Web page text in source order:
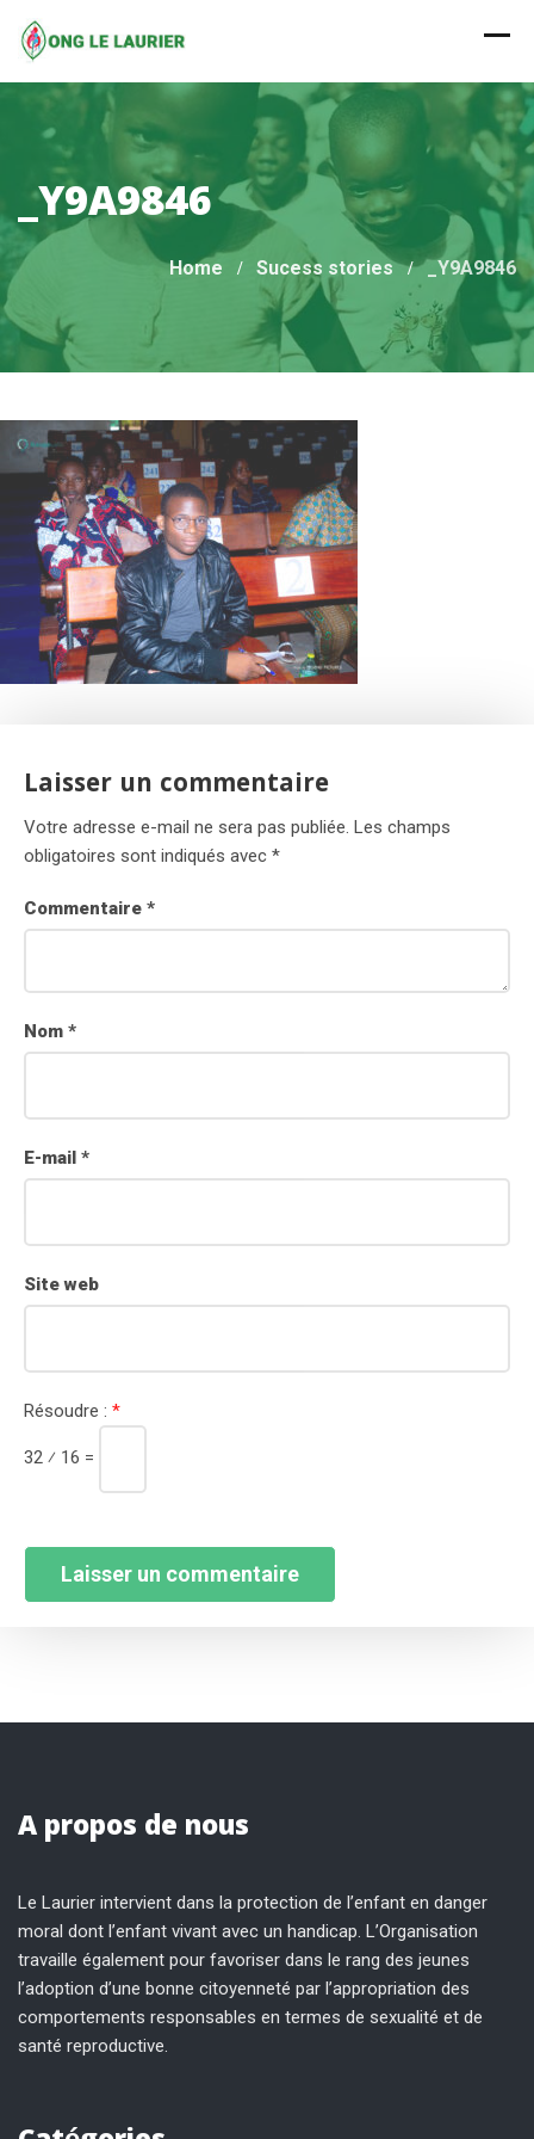
content
_Y9A9846
Home Sucess stories _Y9A9846
Laisser un commentaire
Votre adresse e-mail ne sera pas publiée. Les champs
obligatoires sont indiqués avec *
Commentaire *
Nom *
E-mail *
Site web
Résoudre : *
32 ⁄ 16 =
A propos de nous
Le Laurier intervient dans la protection de l’enfant en danger
moral dont l’enfant vivant avec un handicap. L’Organisation
travaille également pour favoriser dans le rang des jeunes
l’adoption d’une bonne citoyenneté par l’appropriation des
comportements responsables en termes de sexualité et de
santé reproductive.